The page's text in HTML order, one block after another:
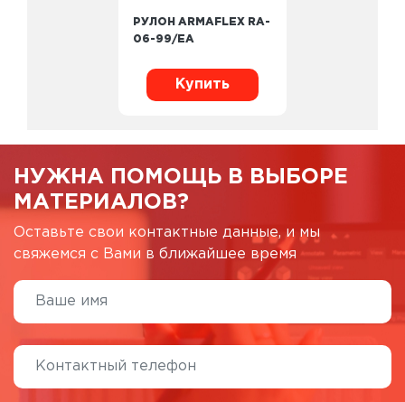
РУЛОН ARMAFLEX RA-
06-99/EA
Купить
НУЖНА ПОМОЩЬ В ВЫБОРЕ
МАТЕРИАЛОВ?
Оставьте свои контактные данные, и мы
свяжемся с Вами в ближайшее время